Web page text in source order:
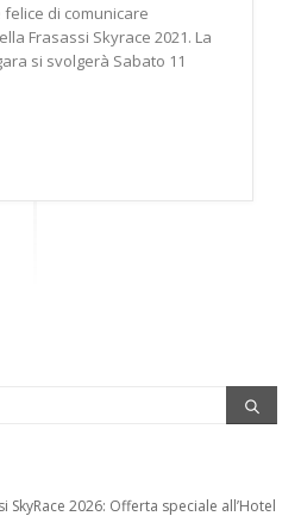
felice di comunicare
Frasassi Skyrace 2021. La
si svolgerà Sabato 11
2026: Offerta speciale all’Hotel